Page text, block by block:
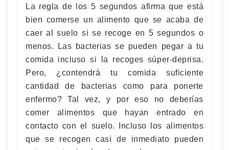
La regla de los 5 segundos afirma que está
bien comerse un alimento que se acaba de
caer al suelo si se recoge en 5 segundos o
menos. Las bacterias se pueden pegar a tu
comida incluso si la recoges súper-deprisa.
Pero, ¿contendrá tu comida suficiente
cantidad de bacterias como para ponerte
enfermo? Tal vez, y por eso no deberías
comer alimentos que hayan entrado en
contacto con el suelo. Incluso los alimentos
que se recogen casi de inmediato pueden